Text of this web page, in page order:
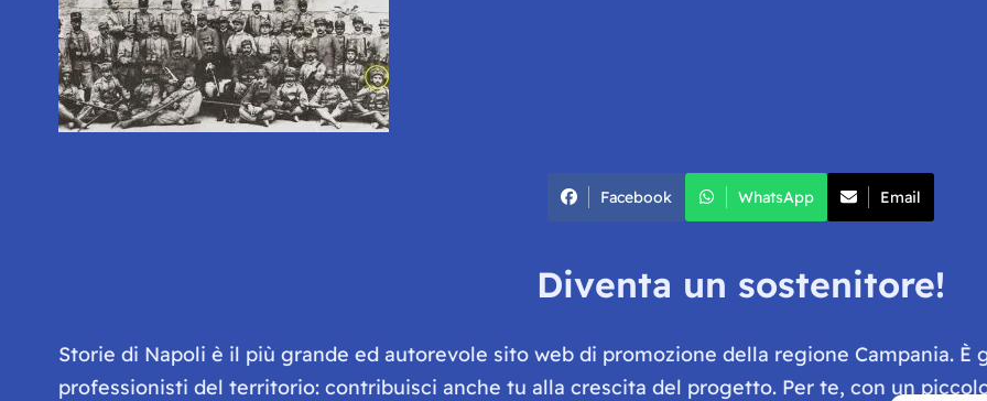
Facebook WhatsApp Email
Diventa un sostenitore!
Storie di Napoli è il più grande ed autorevole sito web di promozione della regione Campania.
professionisti del territorio: contribuisci anche tu alla crescita del progetto. Per te, con un